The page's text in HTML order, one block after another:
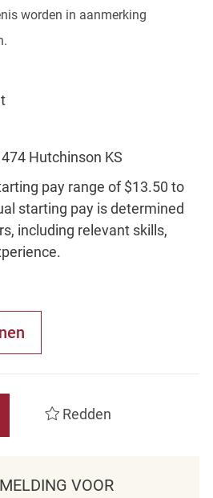
worden in aanmerking
Hutchinson KS
pay range of $13.50 to
starting pay is determined
including relevant skills,
Redden
VOOR